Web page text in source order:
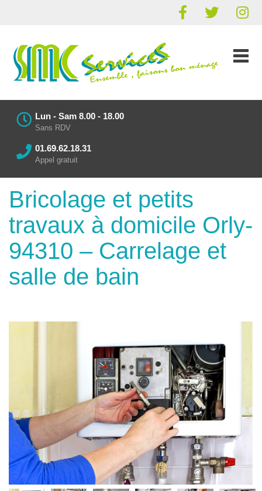
Lun - Sam 8.00 - 18.00
Sans RDV
01.69.62.18.31
Appel gratuit
Bricolage et petits
travaux à domicile Orly-
94310 – Carrelage et
salle de bain